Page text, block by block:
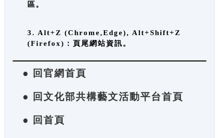
區。
3. Alt+Z (Chrome,Edge), Alt+Shift+Z
(Firefox)：頁尾網站資訊。
● 回官網首頁
● 回文化部共構藝文活動平台首頁
● 回首頁